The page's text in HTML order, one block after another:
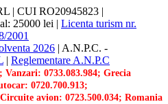
CUI RO20945823
25000 lei
Licenta turism nr.
2001
2026 A.N.P.C. -
Reglementare A.N.P.C
Vanzari: 0733.083.984; Grecia
0720.700.913;
avion: 0723.500.034; Romania